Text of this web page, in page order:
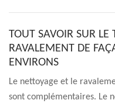
TOUT SAVOIR SUR LE
RAVALEMENT DE
ENVIRONS
Le nettoyage et le
sont complémentaires. Le